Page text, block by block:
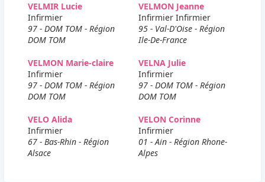
VELMIR Lucie
Infirmier
97 - DOM TOM - Région
DOM TOM
VELMON Jeanne
Infirmier Infirmier
95 - Val-D'Oise - Région
Ile-De-France
VELMON Marie-claire
Infirmier
97 - DOM TOM - Région
DOM TOM
VELNA Julie
Infirmier
97 - DOM TOM - Région
DOM TOM
VELO Alida
Infirmier
67 - Bas-Rhin - Région
Alsace
VELON Corinne
Infirmier
01 - Ain - Région Rhone-
Alpes